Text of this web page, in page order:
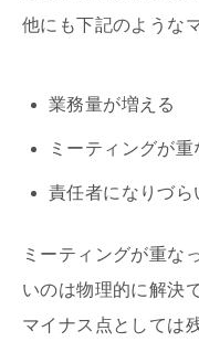
他にも下記のような
業務量が増える
ミーティングが
責任者になりづら
ミーティングが重な
いのは物理的に解決
マイナス点としては